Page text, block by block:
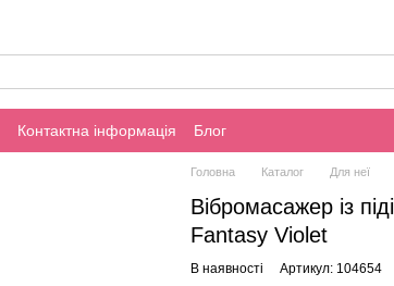
Контактна інформація Блог
Головна Каталог Для неї
Вібромасажер із
Fantasy Violet
В наявності Артикул: 104654